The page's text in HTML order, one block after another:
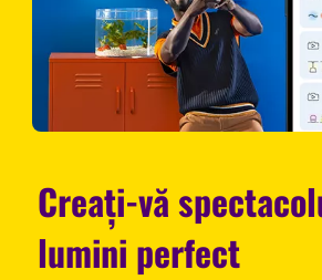
Creați-vă
lumini perfect